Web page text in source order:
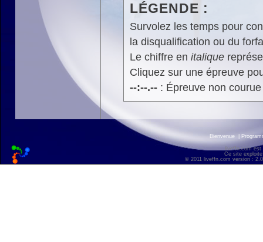
LÉGENDE :
Survolez les temps pour
la disqualification ou du
Le chiffre en italique
Cliquez sur une épreuve
--:--.--: Épreuve non
Bienvenue
liveffn.com est
Ce site
© 2011 liveffn.com version :